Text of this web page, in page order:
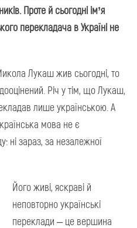
Проте й сьогодні ім’я
перекладача в Україні не
Лукаш жив сьогодні, то
Річ у тім, що Лукаш,
лише українською. А
мова не є
ні зараз, за незалежної
Його живі, яскраві й
неповторно українські
переклади – це вершина